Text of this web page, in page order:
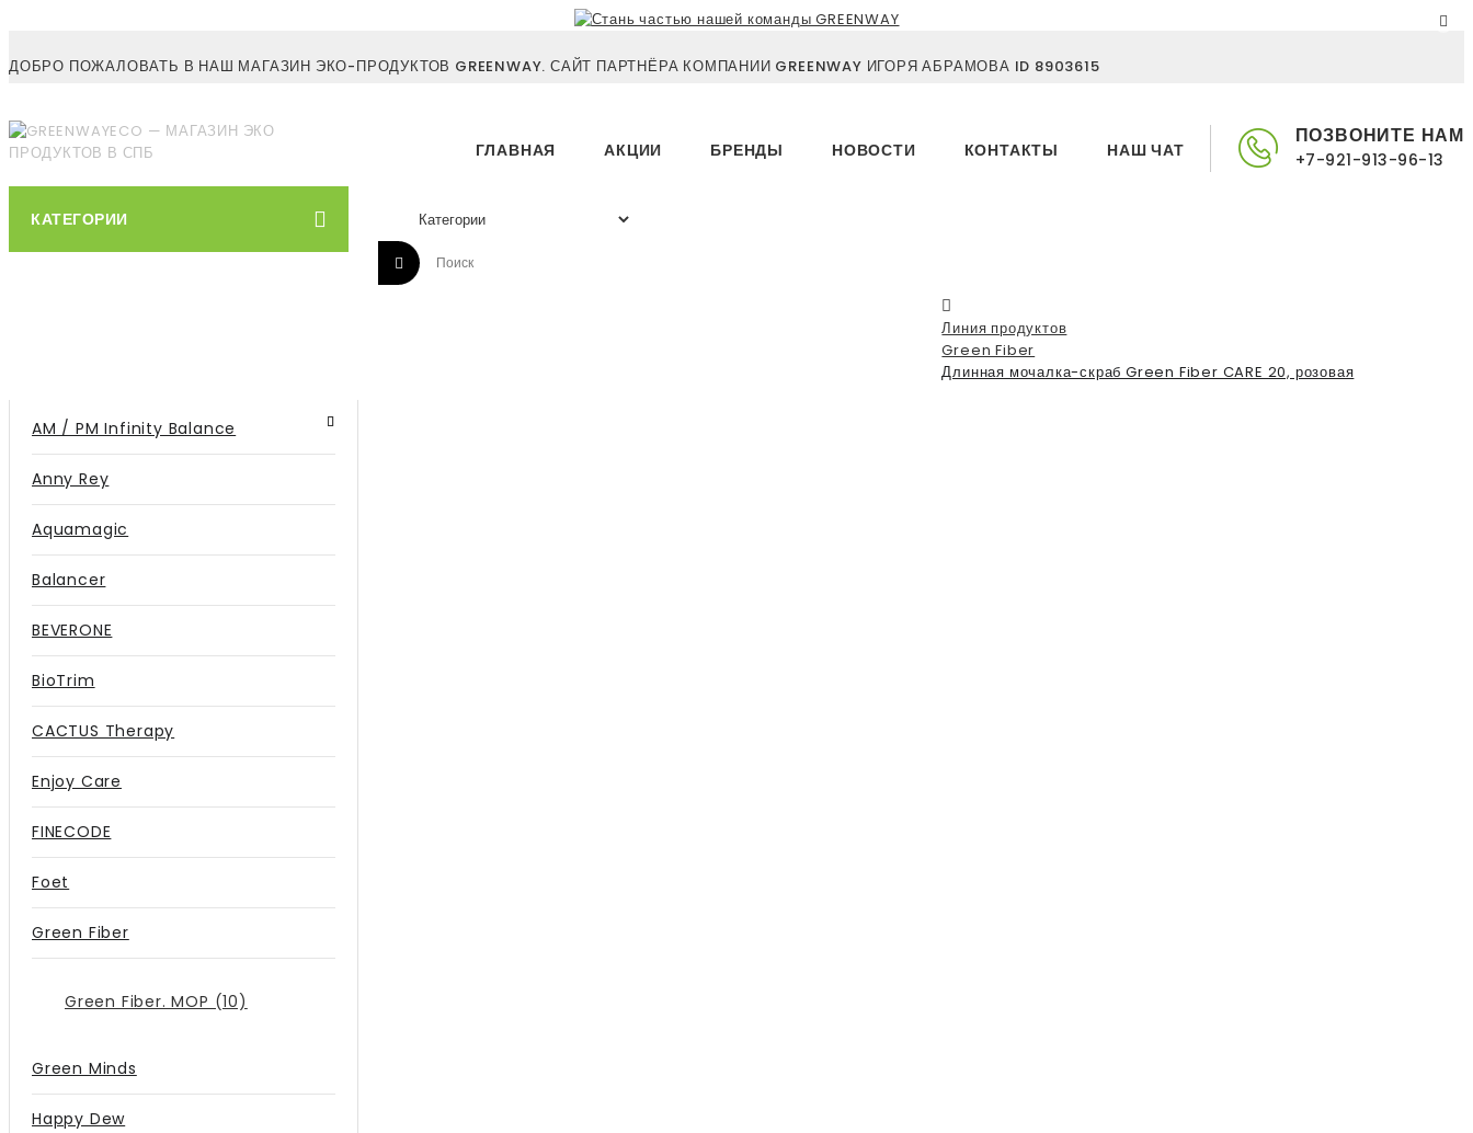
ДОБРО ПОЖАЛОВАТЬ В НАШ МАГАЗИН ЭКО-ПРОДУКТОВ GREENWAY. САЙТ ПАРТНЁРА КОМПАНИИ GREENWAY ИГОРЯ АБРАМОВА ID 8903615
ПОЗВОНИТЕ НАМ
+7-921-913-96-13
ГЛАВНАЯ АКЦИИ БРЕНДЫ НОВОСТИ КОНТАКТЫ НАШ ЧАТ
КАТЕГОРИИ
Линия продуктов
Green Fiber
Длинная мочалка-скраб Green Fiber CARE 20, розовая
AM / PM Infinity Balance
Anny Rey
Aquamagic
Balancer
BEVERONE
BioTrim
CACTUS Therapy
Enjoy Care
FINECODE
Foet
Green Fiber
Green Fiber. MOP (10)
Green Minds
Happy Dew